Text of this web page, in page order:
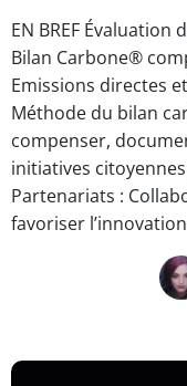
EN BREF Évaluation
Bilan Carbone®
Emissions directes
Méthode du bilan
compenser,
initiatives
Partenariats :
favoriser